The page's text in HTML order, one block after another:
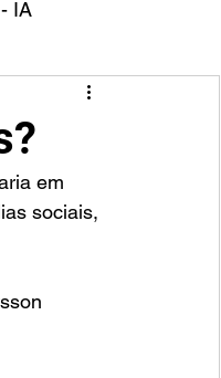
IA
em
sociais,